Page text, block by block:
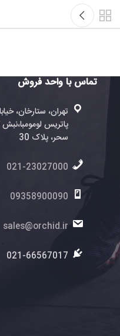
فروش
ستارخان، خیابان
لومومبا،نبش کوچه
021-
021-